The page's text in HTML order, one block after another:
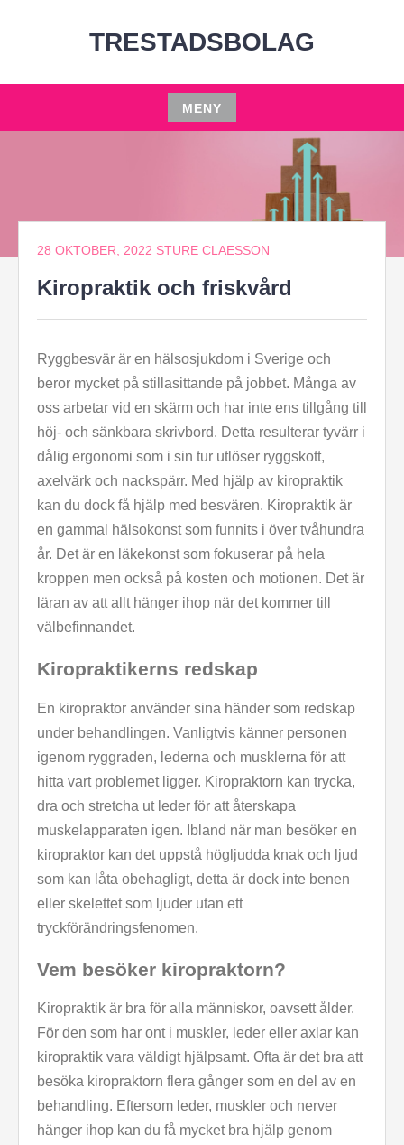
TRESTADSBOLAG
MENY
Hoppa
28 OKTOBER, 2022 STURE CLAESSON
Kiropraktik och friskvård
Ryggbesvär är en hälsosjukdom i Sverige och
beror mycket på stillasittande på jobbet. Många av
oss arbetar vid en skärm och har inte ens tillgång till
höj- och sänkbara skrivbord. Detta resulterar tyvärr i
dålig ergonomi som i sin tur utlöser ryggskott,
axelvärk och nackspärr. Med hjälp av kiropraktik
kan du dock få hjälp med besvären. Kiropraktik är
en gammal hälsokonst som funnits i över tvåhundra
år. Det är en läkekonst som fokuserar på hela
kroppen men också på kosten och motionen. Det är
läran av att allt hänger ihop när det kommer till
välbefinnandet.
Kiropraktikerns redskap
En kiropraktor använder sina händer som redskap
under behandlingen. Vanligtvis känner personen
igenom ryggraden, lederna och musklerna för att
hitta vart problemet ligger. Kiropraktorn kan trycka,
dra och stretcha ut leder för att återskapa
muskelapparaten igen. Ibland när man besöker en
kiropraktor kan det uppstå högljudda knak och ljud
som kan låta obehagligt, detta är dock inte benen
eller skelettet som ljuder utan ett
tryckförändringsfenomen.
Vem besöker kiropraktorn?
Kiropraktik är bra för alla människor, oavsett ålder.
För den som har ont i muskler, leder eller axlar kan
kiropraktik vara väldigt hjälpsamt. Ofta är det bra att
besöka kiropraktorn flera gånger som en del av en
behandling. Eftersom leder, muskler och nerver
hänger ihop kan du få mycket bra hjälp genom